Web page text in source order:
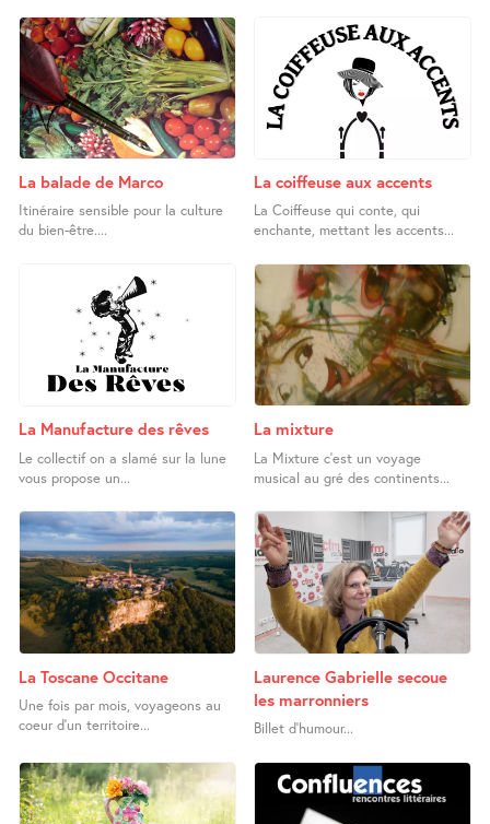
La balade de Marco
Itinéraire sensible pour la culture
du bien-être....
La coiffeuse aux accents
La Coiffeuse qui conte, qui
enchante, mettant les accents...
La Manufacture des rêves
Le collectif on a slamé sur la lune
vous propose un...
La mixture
La Mixture c’est un voyage
musical au gré des continents...
La Toscane Occitane
Une fois par mois, voyageons au
coeur d’un territoire...
Laurence Gabrielle secoue
les marronniers
Billet d’humour...